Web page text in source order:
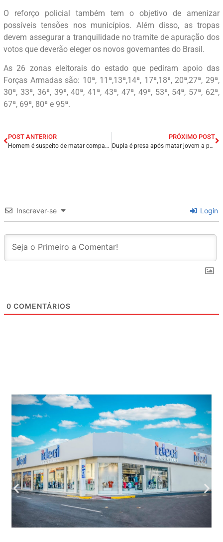
O reforço policial também tem o objetivo de amenizar
possíveis tensões nos municípios. Além disso, as tropas
devem assegurar a tranquilidade no tramite de apuração dos
votos que deverão eleger os novos governantes do Brasil.
As 26 zonas eleitorais do estado que pediram apoio das
Forças Armadas são: 10ª, 11ª,13ª,14ª, 17ª,18ª, 20ª,27ª, 29ª,
30ª, 33ª, 36ª, 39ª, 40ª, 41ª, 43ª, 47ª, 49ª, 53ª, 54ª, 57ª, 62ª,
67ª, 69ª, 80ª e 95ª.
POST ANTERIOR
Homem é suspeito de matar companheira a facadas e tentar suicídio na Grande São Luís/MA.
PRÓXIMO POST
Dupla é presa após matar jovem a pauladas e pedradas em Maceió/AL.
Inscrever-se Login
0 COMENTÁRIOS